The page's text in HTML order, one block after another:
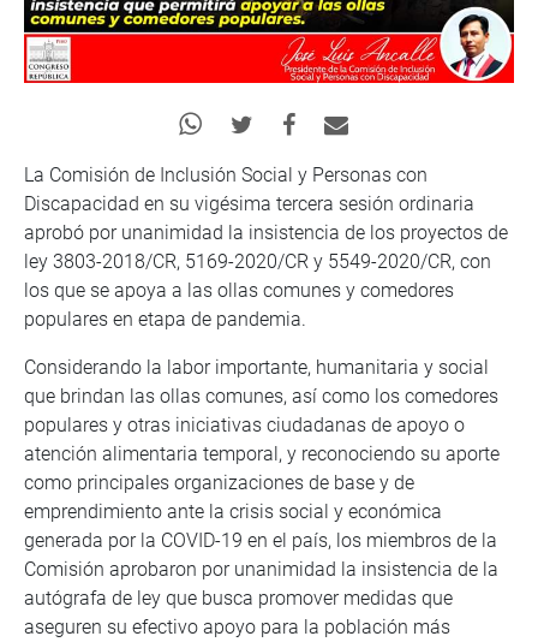
La Comisión de Inclusión Social y Personas con
Discapacidad en su vigésima tercera sesión ordinaria
aprobó por unanimidad la insistencia de los proyectos de
ley 3803-2018/CR, 5169-2020/CR y 5549-2020/CR, con
los que se apoya a las ollas comunes y comedores
populares en etapa de pandemia.
Considerando la labor importante, humanitaria y social
que brindan las ollas comunes, así como los comedores
populares y otras iniciativas ciudadanas de apoyo o
atención alimentaria temporal, y reconociendo su aporte
como principales organizaciones de base y de
emprendimiento ante la crisis social y económica
generada por la COVID-19 en el país, los miembros de la
Comisión aprobaron por unanimidad la insistencia de la
autógrafa de ley que busca promover medidas que
aseguren su efectivo apoyo para la población más